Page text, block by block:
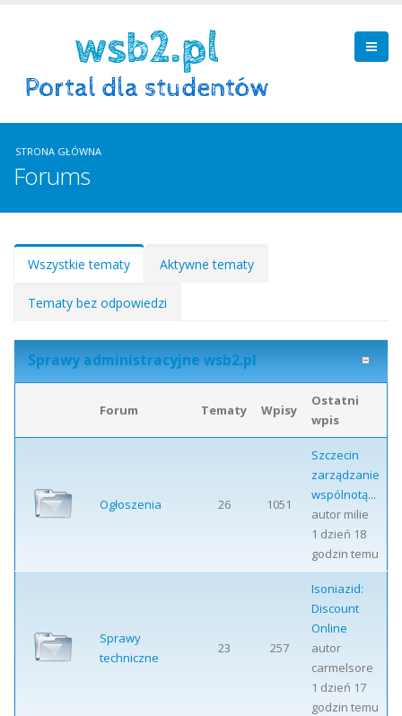
STRONA GŁÓWNA
Forums
Zakładki podstawowe
Wszystkie tematy (aktywnaAktywne tematy
Tematy bez odpowiedzi
Sprawy administracyjne wsb2.pl
Forum Tematy Wpisy
Ostatni
wpis
Ogłoszenia 26 1051
Szczecin
zarządzanie
wspólnotą...
autor milie
1 dzień 18
godzin temu
Sprawy
techniczne
23 257
Isoniazid:
Discount
Online
autor
carmelsore
1 dzień 17
godzin temu